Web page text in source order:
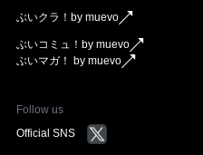
ぶいクラ！by muevo
ぶいコミュ！by muevo
ぶいマガ！ by muevo
Follow us
Official SNS